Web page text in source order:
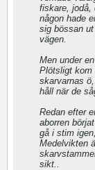
fiskare, jodå,
någon hade
sig bössan
vägen.
Men under
Plötsligt kom
skarvarnas
håll när de
Redan efter
aborren
gå i stim
Medelvikten
sikt..